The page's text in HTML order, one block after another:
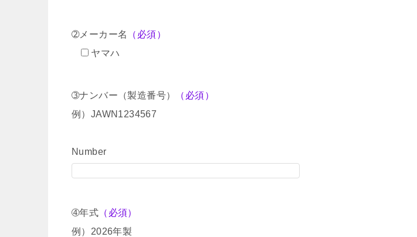
➁メーカー名
（必須）
ヤマハ
➂ナンバー（製造番号）
（必須）
例）JAWN1234567
Number
➃年式 （必須）
例）2026年製